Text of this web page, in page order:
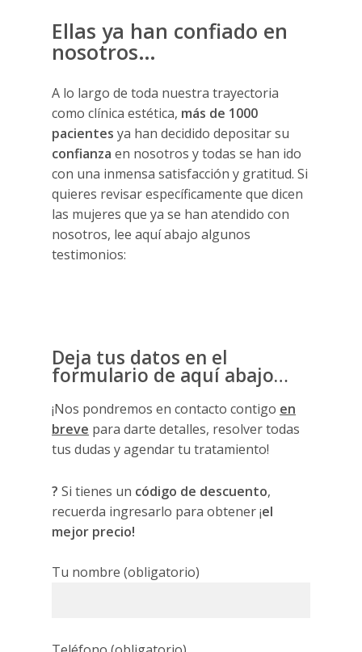
Ellas ya han confiado en
nosotros…
A lo largo de toda nuestra trayectoria
como clínica estética, más de 1000
pacientes ya han decidido depositar su
confianza en nosotros y todas se han ido
con una inmensa satisfacción y gratitud. Si
quieres revisar específicamente que dicen
las mujeres que ya se han atendido con
nosotros, lee aquí abajo algunos
testimonios:
Deja tus datos en el
formulario de aquí abajo…
¡Nos pondremos en contacto contigo en
breve para darte detalles, resolver todas
tus dudas y agendar tu tratamiento!
?Si tienes un código de descuento,
recuerda ingresarlo para obtener ¡el
mejor precio!
Tu nombre (obligatorio)